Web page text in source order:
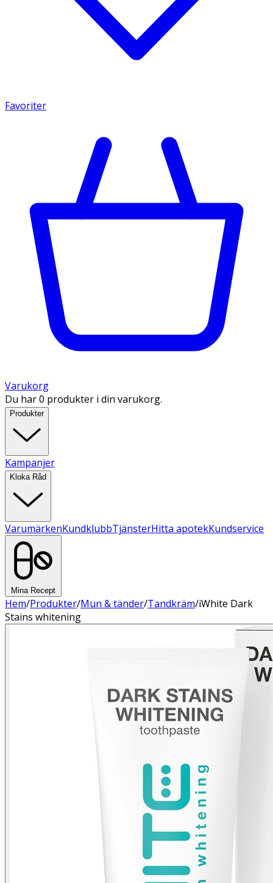
Favoriter
Varukorg
Du har 0 produkter i din varukorg.
Produkter
Kampanjer
Kloka Råd
VarumärkenKundklubbTjänsterHitta apotekKundservice
Mina Recept
Hem/Produkter/Mun & tänder/Tandkräm/iWhite Dark
Stains whitening